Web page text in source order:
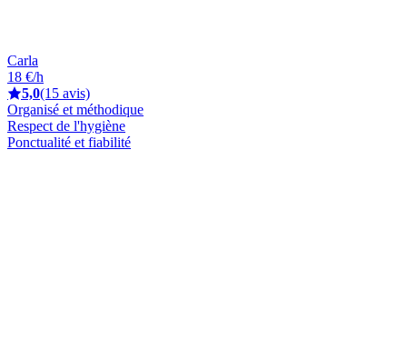
Carla
18 €/h
5,0(15 avis)
Organisé et méthodique
Respect de l'hygiène
Ponctualité et fiabilité